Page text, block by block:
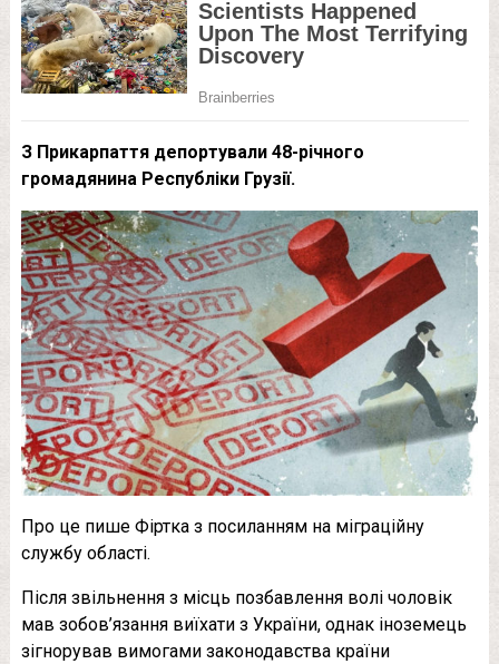
З Прикарпаття депортували 48-річного
громадянина Республіки Грузії.
Про це пише Фіртка з посиланням на міграційну
службу області.
Після звільнення з місць позбавлення волі чоловік
мав зобов’язання виїхати з України, однак іноземець
зігнорував вимогами законодавства країни